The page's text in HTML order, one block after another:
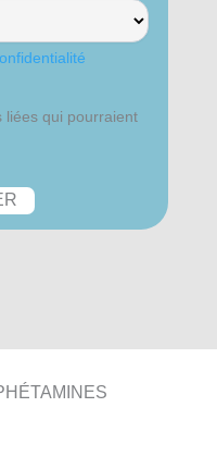
liées qui pourraient